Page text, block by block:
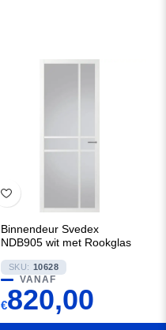
Binnendeur Svedex
NDB905 wit met Rookglas
SKU: 10628
VANAF
€820,00